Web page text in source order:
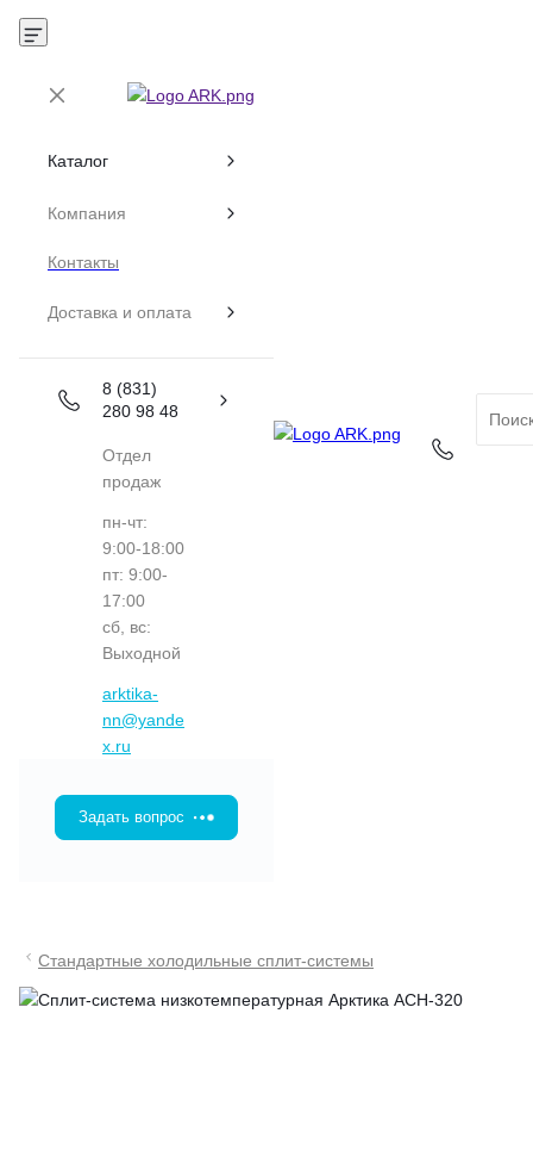
Каталог
Компания
Контакты
Доставка и оплата
8 (831)
280 98 48
Отдел
продаж
пн-чт:
9:00-18:00
пт: 9:00-
17:00
сб, вс:
Выходной
arktika-
nn@yande
x.ru
Задать вопрос
Стандартные холодильные сплит-системы